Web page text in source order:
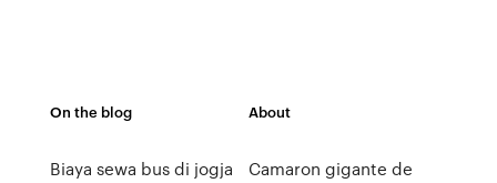
On the blog
Biaya sewa bus di jogja
About
Camaron gigante de